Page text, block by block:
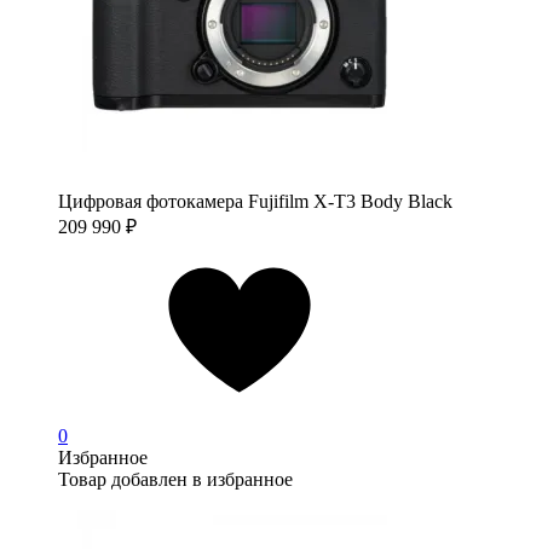
Цифровая фотокамера Fujifilm X-T3 Body Black
209 990 ₽
0
Избранное
Товар добавлен в избранное